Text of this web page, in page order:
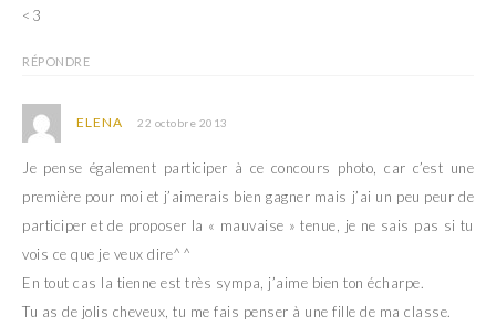
<3
RÉPONDRE
ELENA 22 octobre 2013
Je pense également participer à ce concours photo, car c’est une
première pour moi et j’aimerais bien gagner mais j’ai un peu peur de
participer et de proposer la « mauvaise » tenue, je ne sais pas si tu
vois ce que je veux dire^^
En tout cas la tienne est très sympa, j’aime bien ton écharpe.
Tu as de jolis cheveux, tu me fais penser à une fille de ma classe.